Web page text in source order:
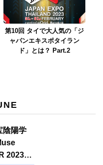
第10回 タイで大人気の「ジ
ャパンエキスポタイラン
ド」とは？ Part.2
陰陽学
2023